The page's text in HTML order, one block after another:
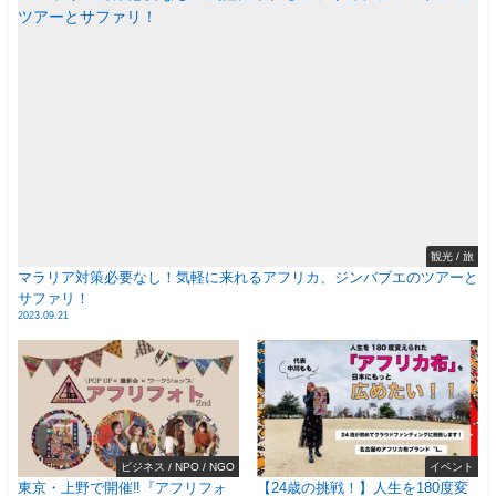
観光 / 旅
マラリア対策必要なし！気軽に来れるアフリカ、ジンバブエのツアーと
サファリ！
2023.09.21
ビジネス / NPO / NGO
東京・上野で開催‼️『アフリフォ
イベント
【24歳の挑戦！】人生を180度変